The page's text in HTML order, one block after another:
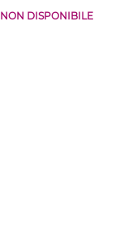
NON DISPONIBILE